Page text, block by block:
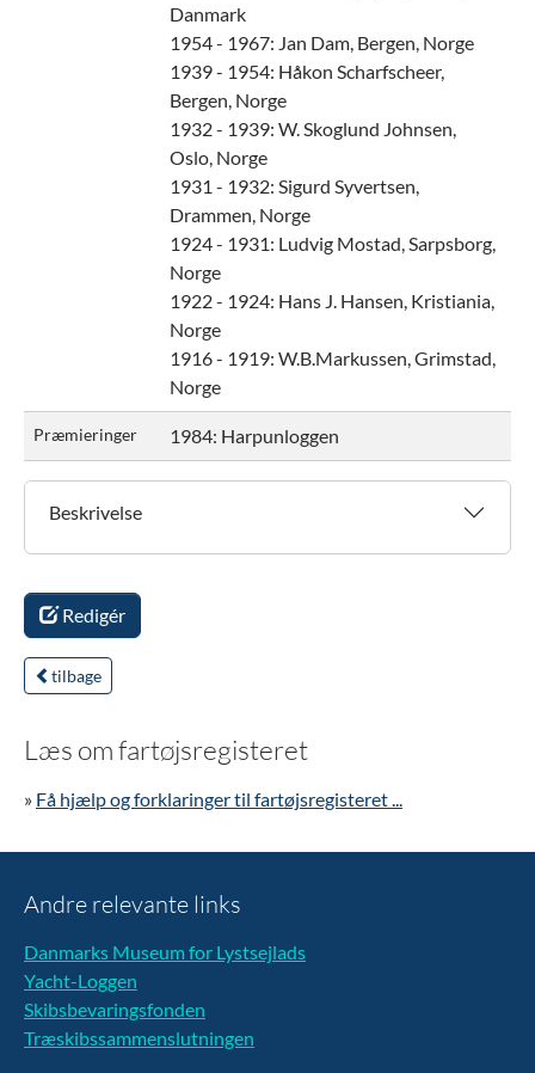
Danmark
1954 - 1967: Jan Dam, Bergen, Norge
1939 - 1954: Håkon Scharfscheer,
Bergen, Norge
1932 - 1939: W. Skoglund Johnsen,
Oslo, Norge
1931 - 1932: Sigurd Syvertsen,
Drammen, Norge
1924 - 1931: Ludvig Mostad, Sarpsborg,
Norge
1922 - 1924: Hans J. Hansen, Kristiania,
Norge
1916 - 1919: W.B.Markussen, Grimstad,
Norge
Præmieringer 1984: Harpunloggen
Beskrivelse
Redigér
tilbage
Læs om fartøjsregisteret
» Få hjælp og forklaringer til fartøjsregisteret ...
Andre relevante links
Danmarks Museum for Lystsejlads
Yacht-Loggen
Skibsbevaringsfonden
Træskibssammenslutningen